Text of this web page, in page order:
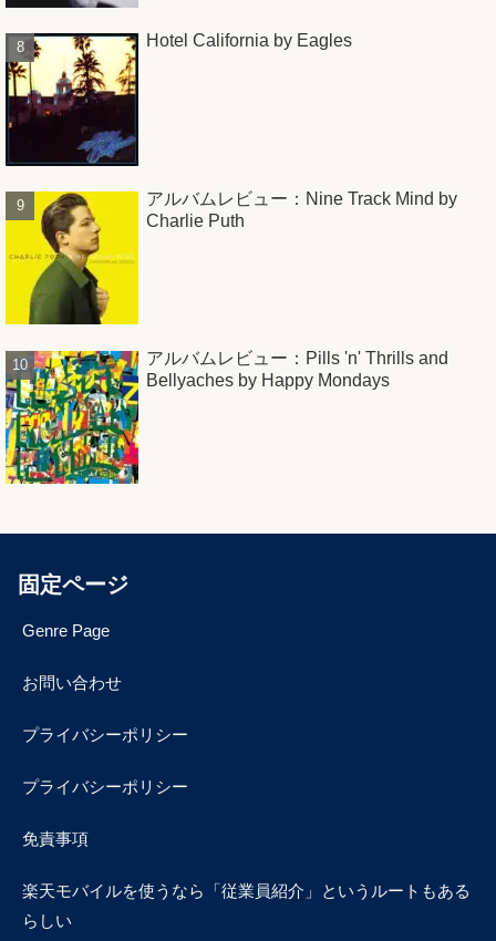
Hotel California by Eagles
アルバムレビュー：Nine Track Mind by
Charlie Puth
アルバムレビュー：Pills 'n' Thrills and
Bellyaches by Happy Mondays
固定ページ
Genre Page
お問い合わせ
プライバシーポリシー
プライバシーポリシー
免責事項
楽天モバイルを使うなら「従業員紹介」というルートもある
らしい